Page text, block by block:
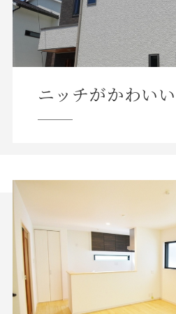
ニッチがかわい